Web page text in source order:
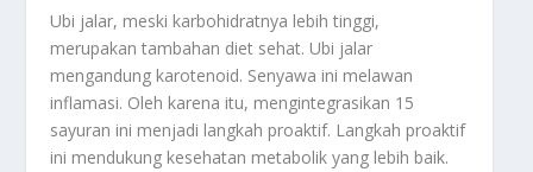
Ubi jalar, meski karbohidratnya lebih tinggi,
merupakan tambahan diet sehat. Ubi jalar
mengandung karotenoid. Senyawa ini melawan
inflamasi. Oleh karena itu, mengintegrasikan 15
sayuran ini menjadi langkah proaktif. Langkah proaktif
ini mendukung kesehatan metabolik yang lebih baik.